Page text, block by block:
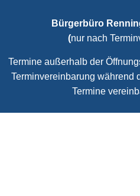
Bürgerbüro
(nur nach
Termine außerhalb der
Terminvereinbarung während
Termine